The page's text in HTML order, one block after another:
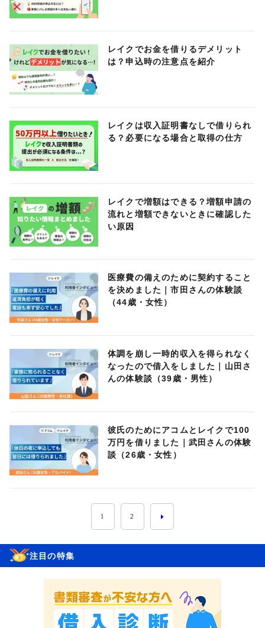
レイクでお金を借りるデメリット
は？申込時の注意点を紹介
レイクは収入証明書なしで借りられ
る？必要になる場合と取得の仕方
レイクで増額はできる？増額申請の
流れと増額できないときに確認した
い原因
医療費の備えのために契約すること
を決めました｜市田さんの体験談
（44歳・女性）
体調を崩し一時的収入を得られなく
なったので借入をしました｜山田さ
んの体験談（39歳・男性）
彼氏のためにアコムとレイクで100
万円を借りました｜武田さんの体験
談（26歳・女性）
1 2
注目の特集